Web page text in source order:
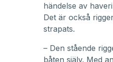
händelse av
Det är också
strapats.
– Den stående
båten själv. Med